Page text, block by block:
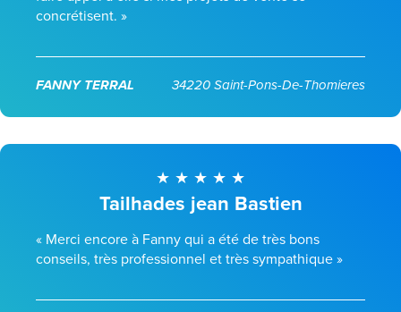
concrétisent. »
FANNY TERRAL 34220 Saint-Pons-De-Thomieres
Tailhades jean Bastien
« Merci encore à Fanny qui a été de très bons
conseils, très professionnel et très sympathique »